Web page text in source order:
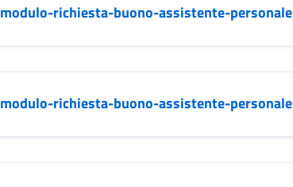
modulo-richiesta-buono-assistente-
modulo-richiesta-buono-assistente-